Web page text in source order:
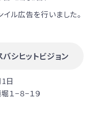
イル広告を行いました。
シヒットビジョン
日
１−８−１９